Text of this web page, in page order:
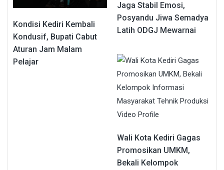
Kondisi Kediri Kembali
Kondusif, Bupati Cabut
Aturan Jam Malam
Pelajar
Jaga Stabil Emosi,
Posyandu Jiwa Semadya
Latih ODGJ Mewarnai
Wali Kota Kediri Gagas
Promosikan UMKM,
Bekali Kelompok